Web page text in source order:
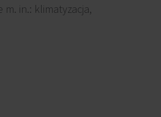
in.: klimatyzacja,